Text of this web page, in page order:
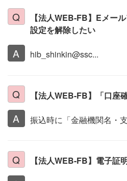
【法人WEB-FB】Eメー
設定を解除したい
hib_shinkin@ssc...
【法人WEB-FB】「口座
振込時に「金融機関名・
【法人WEB-FB】電子証